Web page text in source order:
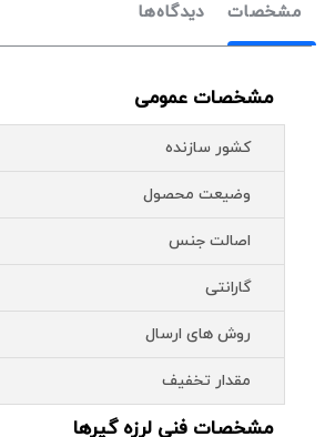
مشخصات دیدگاه‌ها
مشخصات عمومی
کشور سازنده
وضیعت محصول
اصالت جنس
گارانتی
روش های ارسال
مقدار تخفیف
مشخصات فنی لرزه گیرها